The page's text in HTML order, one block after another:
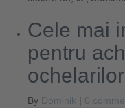
Cele mai
pentru
ochelarilor
By Dominik | 0